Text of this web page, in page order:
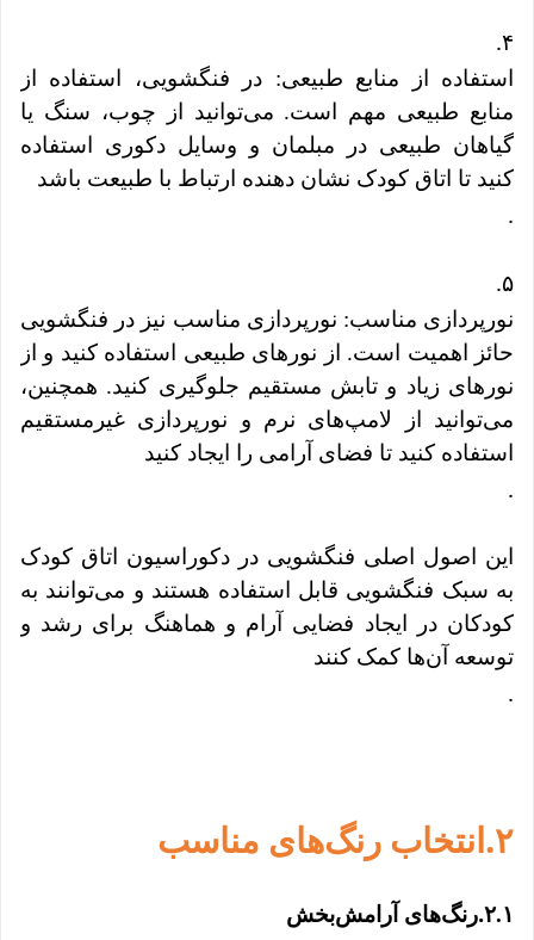
۴.
استفاده از منابع طبیعی: در فنگشویی، استفاده از
منابع طبیعی مهم است. می‌توانید از چوب، سنگ یا
گیاهان طبیعی در مبلمان و وسایل دکوری استفاده
کنید تا اتاق کودک نشان دهنده ارتباط با طبیعت باشد
.
۵.
نورپردازی مناسب: نورپردازی مناسب نیز در فنگشویی
حائز اهمیت است. از نورهای طبیعی استفاده کنید و از
نورهای زیاد و تابش مستقیم جلوگیری کنید. همچنین،
می‌توانید از لامپ‌های نرم و نورپردازی غیرمستقیم
استفاده کنید تا فضای آرامی را ایجاد کنید
.
این اصول اصلی فنگشویی در دکوراسیون اتاق کودک
به سبک فنگشویی قابل استفاده هستند و می‌توانند به
کودکان در ایجاد فضایی آرام و هماهنگ برای رشد و
توسعه آن‌ها کمک کنند
.
۲. انتخاب رنگ‌های مناسب
۲.۱.رنگ‌های آرامش‌بخش